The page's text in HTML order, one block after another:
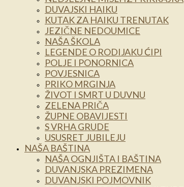
DUVAJSKI HAIKU
KUTAK ZA HAIKU TRENUTAK
JEZIČNE NEDOUMICE
NAŠA ŠKOLA
LEGENDE O RODIJAKU ĆIPI
POLJE I PONORNICA
POVJESNICA
PRIKO MRGINJA
ŽIVOT I SMRT U DUVNU
ZELENA PRIČA
ŽUPNE OBAVIJESTI
S VRHA GRUDE
USUSRET JUBILEJU
NAŠA BAŠTINA
NAŠA OGNJIŠTA I BAŠTINA
DUVANJSKA PREZIMENA
DUVANJSKI POJMOVNIK